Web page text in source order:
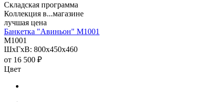
Складская программа
Коллекция в...магазине
лучшая цена
Банкетка "Авиньон" М1001
М1001
ШхГхВ: 800х450х460
от 16 500 ₽
Цвет